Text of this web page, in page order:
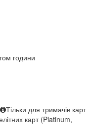
години
Тільки для тримачів карт
карт (Platinum,